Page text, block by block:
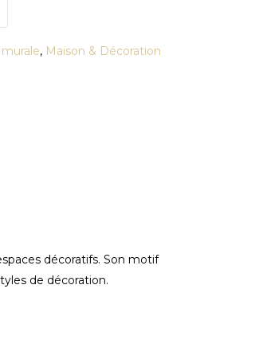
, Maison & Décoration
décoratifs. Son motif
de décoration.